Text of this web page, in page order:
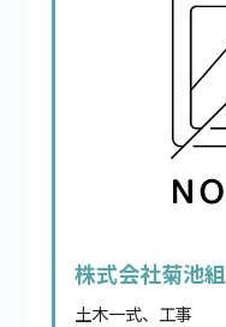
株式会社菊池組
土木一式、工事